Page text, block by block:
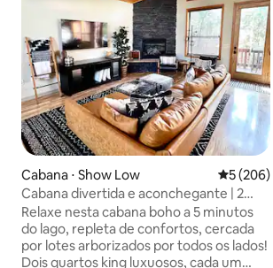
Cabana ⋅ Show Low 5 de
5 (206)
Cabana divertida e aconchegante | 2
camas king size, beliches, escorregador,
sala de jogos
Relaxe nesta cabana boho a 5 minutos
do lago, repleta de confortos, cercada
por lotes arborizados por todos os lados!
Dois quartos king luxuosos, cada um